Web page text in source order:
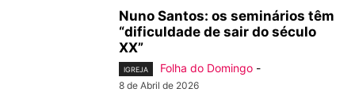
Nuno Santos: os seminários têm
“dificuldade de sair do século
XX”
IGREJA Folha do Domingo -
8 de Abril de 2026